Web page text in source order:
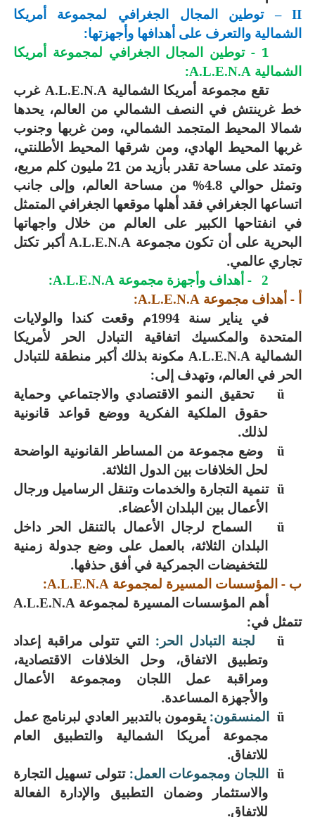
II– توطين المجال الجغرافي لمجموعة أمريكا
الشمالية والتعرف على أهدافها وأجهزتها:
1 -
توطين المجال الجغرافي لمجموعة أمريكا
الشمالية A.L.E.N.A
:
تقع مجموعة أمريكا الشماليةA.L.E.N.A غرب
خط غرينتش في النصف الشمالي من العالم، يحدها
شمالا المحيط المتجمد الشمالي، ومن غربها وجنوب
غربها المحيط الهادي، ومن شرقها المحيط الأطلنتي،
وتمتد على مساحة تقدر بأزيد من 21 مليون كلم مربع،
وتمثل حوالي 4.8% من مساحة العالم، وإلى جانب
اتساعها الجغرافي فقد أهلها موقعها الجغرافي المتمثل
في انفتاحها الكبير على العالم من خلال واجهاتها
البحرية على أن تكون مجموعة A.L.E.N.A أكبر تكتل
تجاري عالمي.
2 - أهداف وأجهزة مجموعةA.L.E.N.A
:
أ - أهداف مجموعة A.L.E.N.A
:
في يناير سنة 1994م وقعت كندا والولايات
المتحدة والمكسيك اتفاقية التبادل الحر لأمريكا
الشماليةA.L.E.N.A مكونة بذلك أكبر منطقة للتبادل
الحر في العالم، وتهدف إلى:
ü
تحقيق النمو الاقتصادي والاجتماعي وحماية
حقوق الملكية الفكرية ووضع قواعد قانونية
لذلك.
ü
وضع مجموعة من المساطر القانونية الواضحة
لحل الخلافات بين الدول الثلاثة.
ü تنمية التجارة والخدمات وتنقل الرساميل ورجال
الأعمال بين البلدان الأعضاء.
ü
السماح لرجال الأعمال بالتنقل الحر داخل
البلدان الثلاثة، بالعمل على وضع جدولة زمنية
للتخفيضات الجمركية في أفق حذفها.
ب - المؤسسات المسيرة لمجموعة A.L.E.N.A
:
أهم المؤسسات المسيرة لمجموعةA.L.E.N.A
تتمثل في:
ü لجنة التبادل الحر: التي تتولى مراقبة إعداد
وتطبيق الاتفاق، وحل الخلافات الاقتصادية،
ومراقبة عمل اللجان ومجموعة الأعمال
والأجهزة المساعدة.
ü المنسقون: يقومون بالتدبير العادي لبرنامج عمل
مجموعة أمريكا الشمالية والتطبيق العام
للاتفاق.
ü اللجان ومجموعات العمل: تتولى تسهيل التجارة
والاستثمار وضمان التطبيق والإدارة الفعالة
للاتفاق.